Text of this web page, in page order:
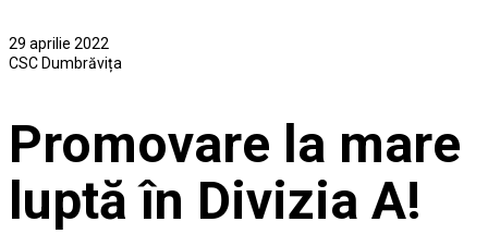
29 aprilie 2022
CSC Dumbrăvița
Promovare la mare
luptă în Divizia A!